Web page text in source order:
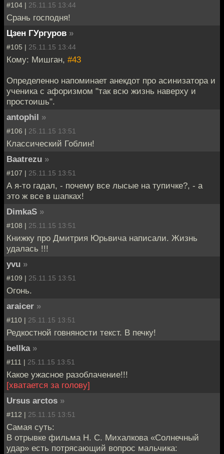
#104 | 25.11.15 13:44
Срань господня!
Цзен ГУргуров »
#105 | 25.11.15 13:44
Кому: Мишган, #43
Определенно напоминает анекдот про асинизатора и
ученика с афоризмом "так всю жизнь наверху и
простоишь".
antophil »
#106 | 25.11.15 13:51
Классический Гоблин!
Baatrezu »
#107 | 25.11.15 13:51
А я-то гадал, - почему все лысые на тупичке?, - а
это ж все в шапках!
DimkaS »
#108 | 25.11.15 13:51
Книжку про Дмитрия Юрьвича написали. Жизнь
удалась !!!
yvu »
#109 | 25.11.15 13:51
Огонь.
araicer »
#110 | 25.11.15 13:51
Редкостной говняности текст. В печку!
bellka »
#111 | 25.11.15 13:51
Какое ужасное разоблачение!!!
[хватается за голову]
Ursus arctos »
#112 | 25.11.15 13:51
Самая суть:
В отрывке фильма Н. С. Михалкова «Солнечный
удар» есть потрясающий вопрос мальчика: